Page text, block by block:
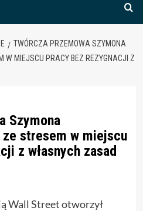
TWÓRCZA PRZEMOWA SZYMONA
W MIEJSCU PRACY BEZ REZYGNACJI Z
Szymona
stresem w miejscu
z własnych zasad
Wall Street otworzył